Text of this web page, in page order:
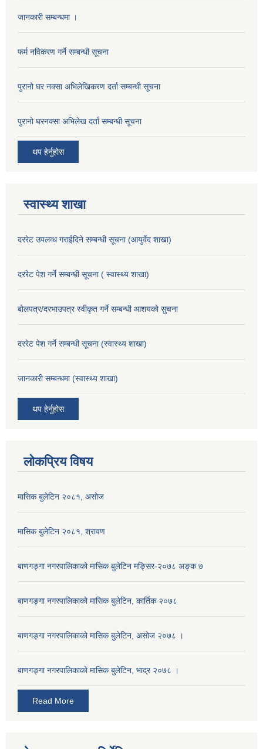
जानकारी सम्बन्धमा ।
फर्म नविकरण गर्ने सम्बन्धी सूचना
पुरानो घर नक्सा अभिलेखिकरण दर्ता सम्बन्धी सूचना
पुरानो घरनक्सा अभिलेख दर्ता सम्बन्धी सूचना
थप हेर्नुहोस
स्वास्थ्य शाखा
दररेट उपलव्ध गराईदिने सम्बन्धी सूचना (आयुर्वेद शाखा)
दररेट पेश गर्ने सम्बन्धी सूचना ( स्वास्थ्य शाखा)
बोलपत्र/दरभाउपत्र स्वीकृत गर्ने सम्बन्धी आशयको सुचना
दररेट पेश गर्ने सम्बन्धी सूचना (स्वास्थ्य शाखा)
जानकारी सम्बन्धमा (स्वास्थ्य शाखा)
थप हेर्नुहोस
लोकप्रिय विषय
मासिक बुलेटिन २०८१, असोज
मासिक बुलेटिन २०८१, श्रावण
बाणगङ्गा नगरपालिकाको मासिक बुलेटिन मङ्सिर-२०७८ अङ्क ७
बाणगङ्गा नगरपालिकाको मासिक बुलेटिन, कार्तिक २०७८
बाणगङ्गा नगरपालिकाको मासिक बुलेटिन, असोज २०७८ ।
बाणगङ्गा नगरपालिकाकाे मासिक बुलेटिन, भाद्र २०७८ ।
Read More